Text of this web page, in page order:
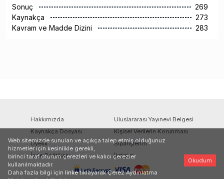
Sonuç
269
Kaynakça
273
Kavram ve Madde Dizini
283
Hakkımızda
Uluslararası Yayınevi Belgesi
Kaynakça Dosyası
Kişisel Verilerin Korunması
Üyelik
Siparişlerim
İade Politikası
İletişim
Web sitemizde sunulan ve açıkça talep etmiş olduğunuz
hizmetler için kesinlikle gerekli,
birinci taraf oturum çerezleri ve kalıcı çerezler
kullanılmaktadır.
Daha fazla bilgi için linke tıklayarak Çerez Aydınlatma
Okudum